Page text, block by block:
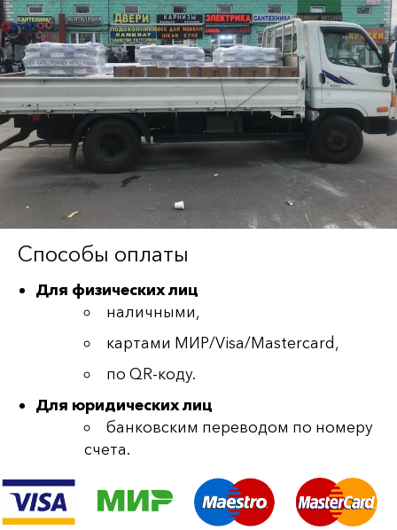
Способы оплаты
Для физических лиц
наличными,
картами МИР/Visa/Mastercard,
по QR-коду.
Для юридических лиц
банковским переводом по номеру
счета.